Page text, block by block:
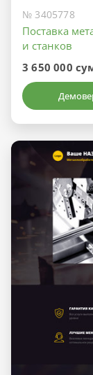
№ 3405778
Поставка
и станков
3 650 000